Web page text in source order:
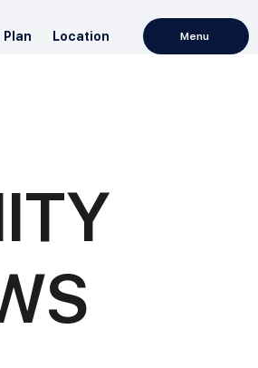
Plan Location Menu